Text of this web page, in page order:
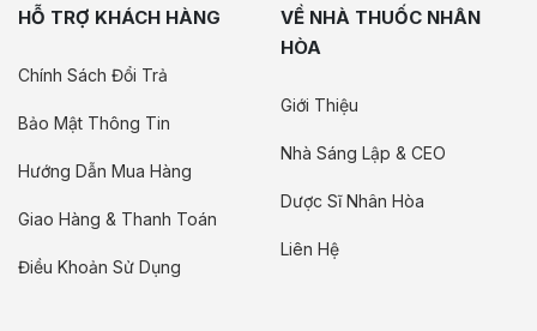
HỖ TRỢ KHÁCH HÀNG
Chính Sách Đổi Trả
Bảo Mật Thông Tin
Hướng Dẫn Mua Hàng
Giao Hàng & Thanh Toán
Điều Khoản Sử Dụng
VỀ NHÀ THUỐC NHÂN
HÒA
Giới Thiệu
Nhà Sáng Lập & CEO
Dược Sĩ Nhân Hòa
Liên Hệ